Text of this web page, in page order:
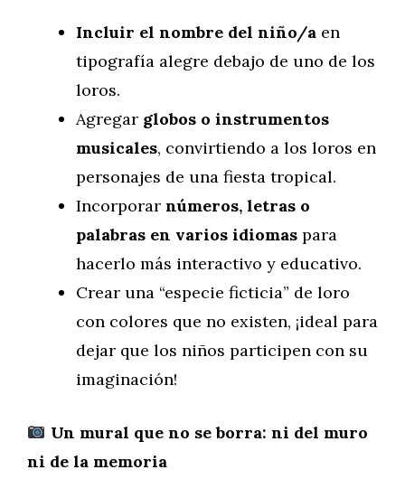
Incluir el nombre del niño/a en
tipografía alegre debajo de uno de los
loros.
Agregar globos o instrumentos
musicales, convirtiendo a los loros en
personajes de una fiesta tropical.
Incorporar números, letras o
palabras en varios idiomas para
hacerlo más interactivo y educativo.
Crear una “especie ficticia” de loro
con colores que no existen, ¡ideal para
dejar que los niños participen con su
imaginación!
Un mural que no se borra: ni del muro
ni de la memoria